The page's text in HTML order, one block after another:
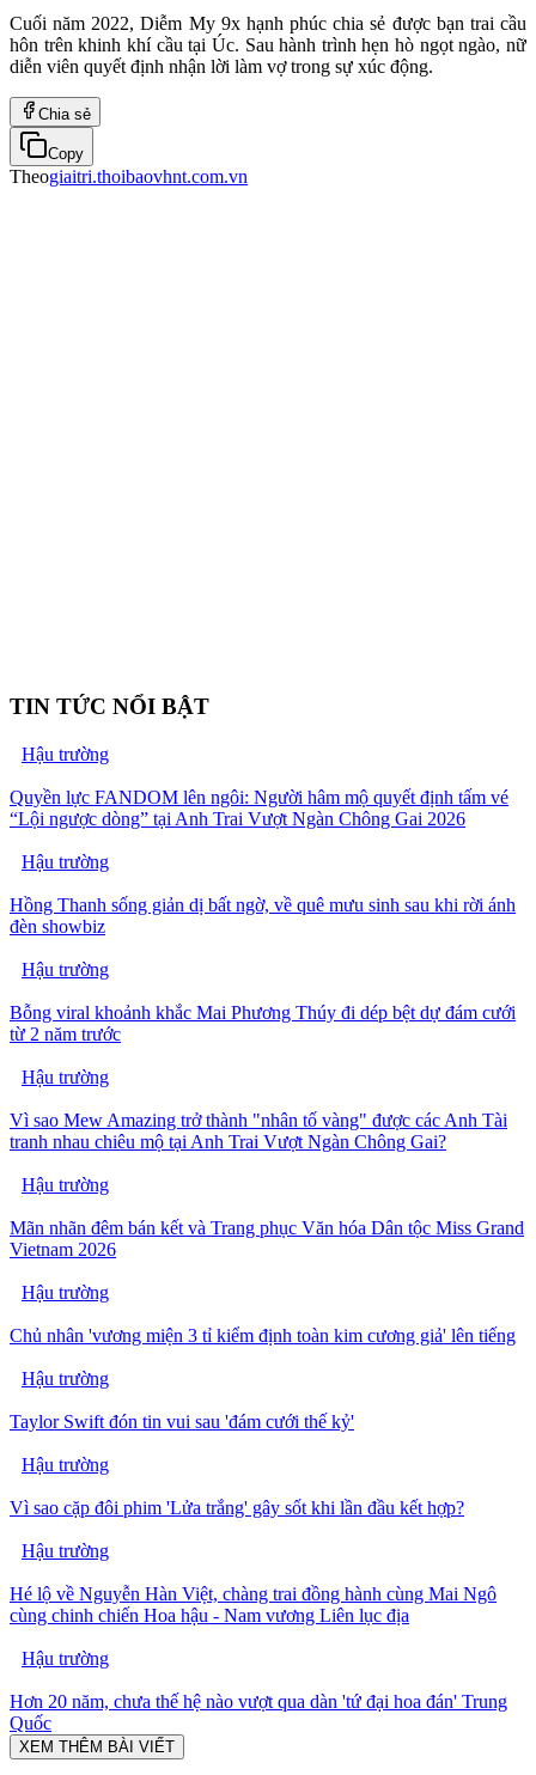
Cuối năm 2022, Diễm My 9x hạnh phúc chia sẻ được bạn trai cầu
hôn trên khinh khí cầu tại Úc. Sau hành trình hẹn hò ngọt ngào, nữ
diễn viên quyết định nhận lời làm vợ trong sự xúc động.
Chia sẻ
Copy
Theogiaitri.thoibaovhnt.com.vn
TIN TỨC NỔI BẬT
Hậu trường
Quyền lực FANDOM lên ngôi: Người hâm mộ quyết định tấm vé
“Lội ngược dòng” tại Anh Trai Vượt Ngàn Chông Gai 2026
Hậu trường
Hồng Thanh sống giản dị bất ngờ, về quê mưu sinh sau khi rời ánh
đèn showbiz
Hậu trường
Bỗng viral khoảnh khắc Mai Phương Thúy đi dép bệt dự đám cưới
từ 2 năm trước
Hậu trường
Vì sao Mew Amazing trở thành "nhân tố vàng" được các Anh Tài
tranh nhau chiêu mộ tại Anh Trai Vượt Ngàn Chông Gai?
Hậu trường
Mãn nhãn đêm bán kết và Trang phục Văn hóa Dân tộc Miss Grand
Vietnam 2026
Hậu trường
Chủ nhân 'vương miện 3 tỉ kiểm định toàn kim cương giả' lên tiếng
Hậu trường
Taylor Swift đón tin vui sau 'đám cưới thế kỷ'
Hậu trường
Vì sao cặp đôi phim 'Lửa trắng' gây sốt khi lần đầu kết hợp?
Hậu trường
Hé lộ về Nguyễn Hàn Việt, chàng trai đồng hành cùng Mai Ngô
cùng chinh chiến Hoa hậu - Nam vương Liên lục địa
Hậu trường
Hơn 20 năm, chưa thế hệ nào vượt qua dàn 'tứ đại hoa đán' Trung
Quốc
XEM THÊM BÀI VIẾT